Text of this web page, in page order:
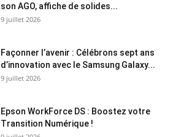
son AGO, affiche de solides...
9 juillet 2026
Façonner l’avenir : Célébrons sept ans
d’innovation avec le Samsung Galaxy...
9 juillet 2026
Epson WorkForce DS : Boostez votre
Transition Numérique !